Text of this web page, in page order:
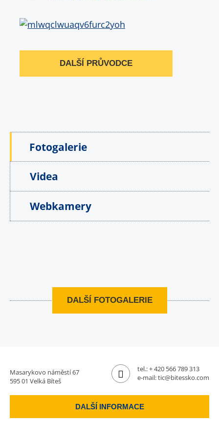
DALŠÍ PRŮVODCE
Fotogalerie
Videa
Webkamery
DALŠÍ FOTOGALERIE
Masarykovo náměstí 67
595 01 Velká Bíteš
tel.:+ 420 566 789 313
e-mail:tic@bitessko.com
DALŠÍ INFORMACE